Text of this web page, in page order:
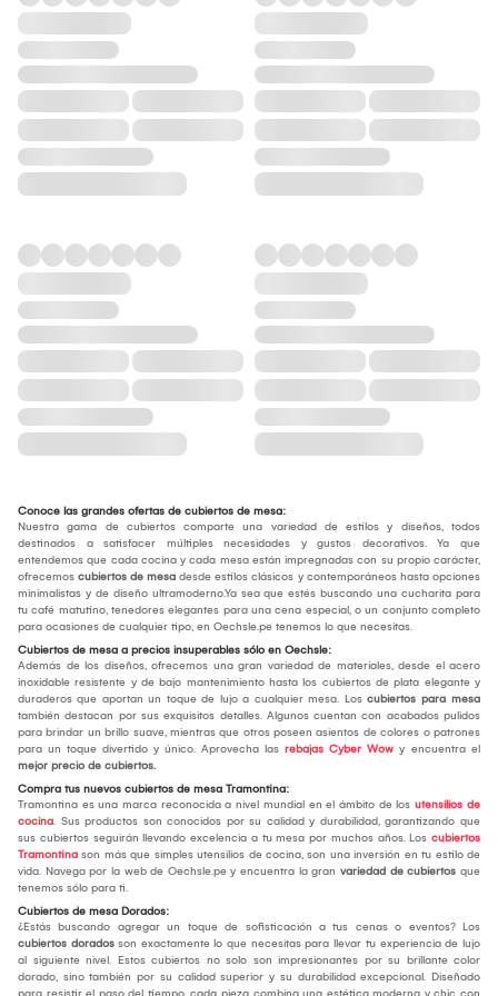
Conoce las grandes ofertas de cubiertos de mesa:
Nuestra gama de cubiertos comparte una variedad de estilos y diseños, todos
destinados a satisfacer múltiples necesidades y gustos decorativos. Ya que
entendemos que cada cocina y cada mesa están impregnadas con su propio carácter,
ofrecemos cubiertos de mesa desde estilos clásicos y contemporáneos hasta opciones
minimalistas y de diseño ultramoderno.Ya sea que estés buscando una cucharita para
tu café matutino, tenedores elegantes para una cena especial, o un conjunto completo
para ocasiones de cualquier tipo, en Oechsle.pe tenemos lo que necesitas.
Cubiertos de mesa a precios insuperables sólo en Oechsle:
Además de los diseños, ofrecemos una gran variedad de materiales, desde el acero
inoxidable resistente y de bajo mantenimiento hasta los cubiertos de plata elegante y
duraderos que aportan un toque de lujo a cualquier mesa. Los cubiertos para mesa
también destacan por sus exquisitos detalles. Algunos cuentan con acabados pulidos
para brindar un brillo suave, mientras que otros poseen asientos de colores o patrones
para un toque divertido y único. Aprovecha las rebajas Cyber Wow y encuentra el
mejor precio de cubiertos.
Compra tus nuevos cubiertos de mesa Tramontina:
Tramontina es una marca reconocida a nivel mundial en el ámbito de los utensilios de
cocina. Sus productos son conocidos por su calidad y durabilidad, garantizando que
sus cubiertos seguirán llevando excelencia a tu mesa por muchos años. Los cubiertos
Tramontina son más que simples utensilios de cocina, son una inversión en tu estilo de
vida. Navega por la web de Oechsle.pe y encuentra la gran variedad de cubiertos que
tenemos sólo para ti.
Cubiertos de mesa Dorados:
¿Estás buscando agregar un toque de sofisticación a tus cenas o eventos? Los
cubiertos dorados son exactamente lo que necesitas para llevar tu experiencia de lujo
al siguiente nivel. Estos cubiertos no solo son impresionantes por su brillante color
dorado, sino también por su calidad superior y su durabilidad excepcional. Diseñado